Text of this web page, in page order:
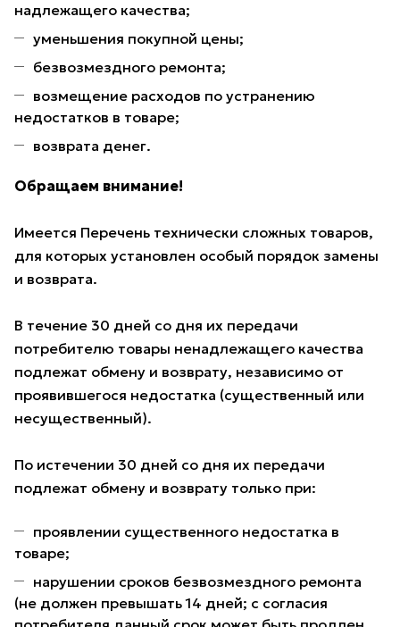
надлежащего качества;
уменьшения покупной цены;
безвозмездного ремонта;
возмещение расходов по устранению
недостатков в товаре;
возврата денег.
Обращаем внимание!
Имеется Перечень технически сложных товаров,
для которых установлен особый порядок замены
и возврата.
В течение 30 дней со дня их передачи
потребителю товары ненадлежащего качества
подлежат обмену и возврату, независимо от
проявившегося недостатка (существенный или
несущественный).
По истечении 30 дней со дня их передачи
подлежат обмену и возврату только при:
проявлении существенного недостатка в
товаре;
нарушении сроков безвозмездного ремонта
(не должен превышать 14 дней; с согласия